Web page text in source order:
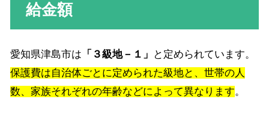
給金額
愛知県津島市は 「３級地－１」
と定められています。
保護費は自治体ごとに定められた級地と、世帯の人
数、家族それぞれの年齢などによって異なります。